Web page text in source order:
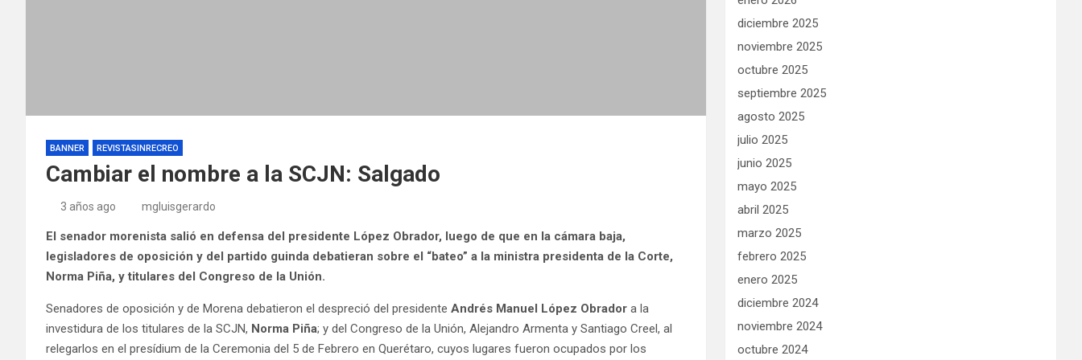
BANNER REVISTASINRECREO
Cambiar el nombre a la SCJN: Salgado
3 años ago mgluisgerardo
El senador morenista salió en defensa del presidente López Obrador, luego de que en la cámara baja,
legisladores de oposición y del partido guinda debatieran sobre el “bateo” a la ministra presidenta de la Corte,
Norma Piña, y titulares del Congreso de la Unión.
Senadores de oposición y de Morena debatieron el despreció del presidente Andrés Manuel López Obrador a la
investidura de los titulares de la SCJN, Norma Piña; y del Congreso de la Unión, Alejandro Armenta y Santiago Creel, al
relegarlos en el presídium de la Ceremonia del 5 de Febrero en Querétaro, cuyos lugares fueron ocupados por los
diciembre 2025
noviembre 2025
octubre 2025
septiembre 2025
agosto 2025
julio 2025
junio 2025
mayo 2025
abril 2025
marzo 2025
febrero 2025
enero 2025
diciembre 2024
noviembre 2024
octubre 2024